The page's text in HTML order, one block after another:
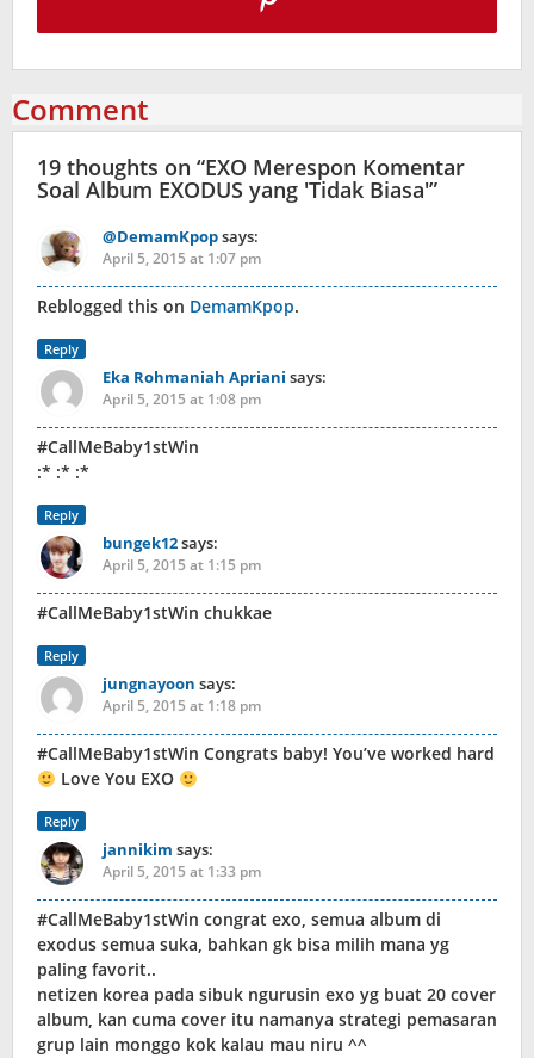
Comment
19 thoughts on “EXO Merespon Komentar
Soal Album EXODUS yang 'Tidak Biasa'”
@DemamKpopsays:
April 5, 2015 at 1:07 pm
Reblogged this on DemamKpop.
Reply
Eka Rohmaniah Apriani says:
April 5, 2015 at 1:08 pm
#CallMeBaby1stWin
:* :* :*
Reply
bungek12says:
April 5, 2015 at 1:15 pm
#CallMeBaby1stWin chukkae
Reply
jungnayoon says:
April 5, 2015 at 1:18 pm
#CallMeBaby1stWin Congrats baby! You’ve worked hard
Love You EXO
Reply
jannikim says:
April 5, 2015 at 1:33 pm
#CallMeBaby1stWin congrat exo, semua album di
exodus semua suka, bahkan gk bisa milih mana yg
paling favorit..
netizen korea pada sibuk ngurusin exo yg buat 20 cover
album, kan cuma cover itu namanya strategi pemasaran
grup lain monggo kok kalau mau niru ^^